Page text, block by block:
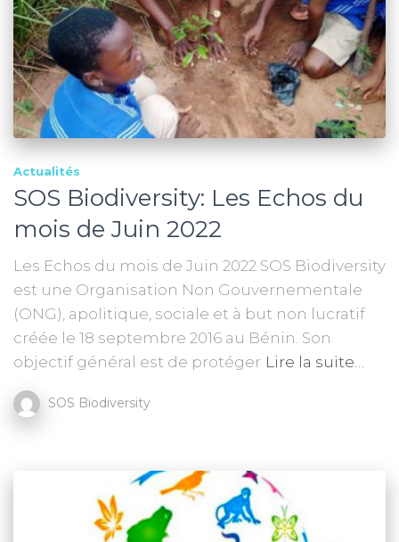
Actualités
SOS Biodiversity: Les Echos du
mois de Juin 2022
Les Echos du mois de Juin 2022 SOS Biodiversity
est une Organisation Non Gouvernementale
(ONG), apolitique, sociale et à but non lucratif
créée le 18 septembre 2016 au Bénin. Son
objectif général est de protéger Lire la suite…
SOS Biodiversity